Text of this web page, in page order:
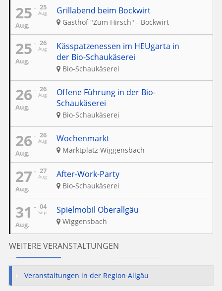
25
Aug
25
Aug.
Grillabend beim Bockwirt
Gasthof "Zum Hirsch" - Bockwirt
26
Aug
25
Aug.
Kässpatzenessen im HEUgarta in
der Bio-Schaukäserei
Bio-Schaukäserei
26
Aug
26
Aug.
Offene Führung in der Bio-
Schaukäserei
Bio-Schaukäserei
26
Aug
26
Aug.
Wochenmarkt
Marktplatz Wiggensbach
27
Aug
27
Aug.
After-Work-Party
Bio-Schaukäserei
04
Sep
31
Aug.
Spielmobil Oberallgäu
Wiggensbach
WEITERE VERANSTALTUNGEN
Veranstaltungen in der Region Allgäu